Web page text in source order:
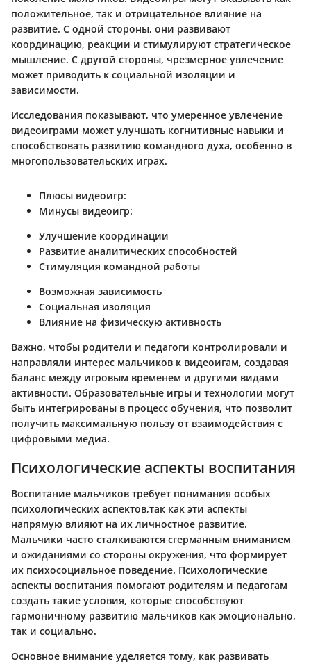
положительное, так и отрицательное влияние на
развитие. С одной стороны, они развивают
координацию, реакции и стимулируют стратегическое
мышление. С другой стороны, чрезмерное увлечение
может приводить к социальной изоляции и
зависимости.
Исследования показывают, что умеренное увлечение
видеоиграми может улучшать когнитивные навыки и
способствовать развитию командного духа, особенно в
многопользовательских играх.
Плюсы видеоигр:
Минусы видеоигр:
Улучшение координации
Развитие аналитических способностей
Стимуляция командной работы
Возможная зависимость
Социальная изоляция
Влияние на физическую активность
Важно, чтобы родители и педагоги контролировали и
направляли интерес мальчиков к видеоигам, создавая
баланс между игровым временем и другими видами
активности. Образовательные игры и технологии могут
быть интегрированы в процесс обучения, что позволит
получить максимальную пользу от взаимодействия с
цифровыми медиа.
Психологические аспекты воспитания
Воспитание мальчиков требует понимания особых
психологических аспектов,так как эти аспекты
напрямую влияют на их личностное развитие.
Мальчики часто сталкиваются сгерманным вниманием
и ожиданиями со стороны окружения, что формирует
их психосоциальное поведение. Психологические
аспекты воспитания помогают родителям и педагогам
создать такие условия, которые способствуют
гармоничному развитию мальчиков как эмоционально,
так и социально.
Основное внимание уделяется тому, как развивать